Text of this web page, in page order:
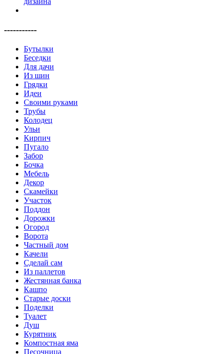
-----------
Бутылки
Беседки
Для дачи
Из шин
Грядки
Идеи
Своими руками
Трубы
Колодец
Ульи
Кирпич
Пугало
Забор
Бочка
Мебель
Декор
Скамейки
Участок
Поддон
Дорожки
Огород
Ворота
Частный дом
Качели
Сделай сам
Из паллетов
Жестянная банка
Кашпо
Старые доски
Поделки
Туалет
Душ
Курятник
Компостная яма
Песочница